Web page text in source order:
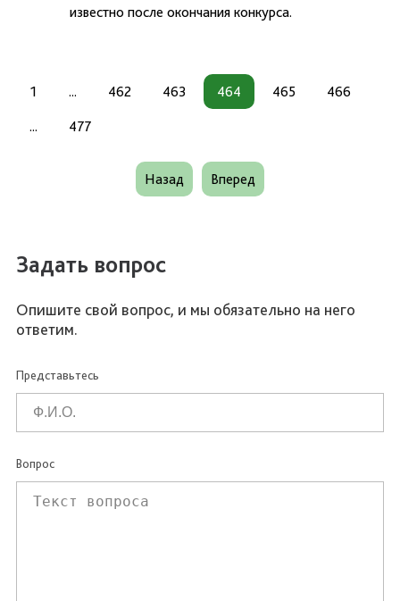
известно после окончания конкурса.
1 ... 462 463 464 465 466
... 477
Назад Вперед
Задать вопрос
Опишите свой вопрос, и мы обязательно на него
ответим.
Представьтесь
Вопрос